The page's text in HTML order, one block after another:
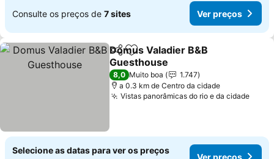
Consulte os preços de 7 sites Ver preços
PartilharAdicionar aos favoritos
Domus Valadier B&B
Guesthouse
8,0 Muito boa
1.747
a 0.3 km de Centro da cidade
Vistas panorâmicas do rio e da cidade
Selecione as datas para ver os preços
Ver preços